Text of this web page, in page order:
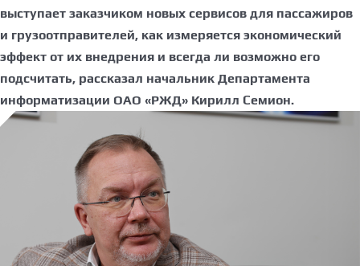
выступает заказчиком новых сервисов для пассажиров
и грузоотправителей, как измеряется экономический
эффект от их внедрения и всегда ли возможно его
подсчитать, рассказал начальник Департамента
информатизации ОАО «РЖД» Кирилл Семион.